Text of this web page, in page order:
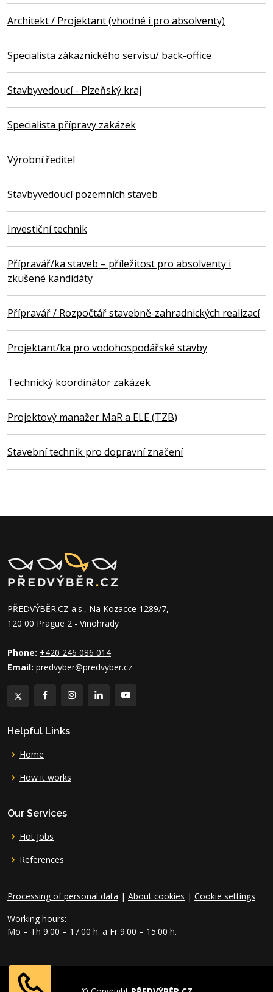
Architekt / Projektant (vhodné i pro absolventy)
Specialista zákaznického servisu/ back-office
Stavbyvedoucí - Plzeňský kraj
Specialista přípravy zakázek
Výrobní ředitel
Stavbyvedoucí pozemních staveb
Investiční technik
Přípravář/ka staveb – příležitost pro absolventy i
zkušené kandidáty
Přípravář / Rozpočtář stavebně-zahradnických realizací
Projektant/ka pro vodohospodářské stavby
Technický koordinátor zakázek
Projektový manažer MaR a ELE (TZB)
Stavební technik pro dopravní značení
PŘEDVÝBĚR.CZ a.s., Na Kozacce 1289/7,
120 00 Prague 2 - Vinohrady
Phone: +420 246 086 014
Email: predvyber@predvyber.cz
Helpful Links
Home
How it works
Our Services
Hot Jobs
References
Processing of personal data | About cookies | Cookie settings
Working hours:
Mo – Th 9.00 – 17.00 h. a Fr 9.00 – 15.00 h.